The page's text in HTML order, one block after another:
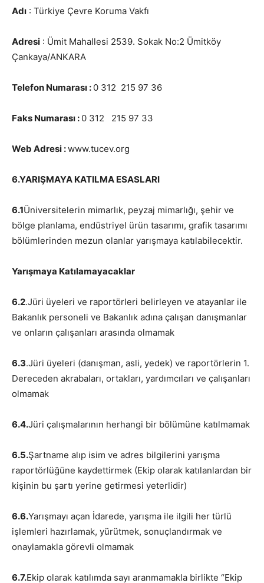
Adı : Türkiye Çevre Koruma Vakfı
Adresi : Ümit Mahallesi 2539. Sokak No:2 Ümitköy
Çankaya/ANKARA
Telefon Numarası : 0 312 215 97 36
Faks Numarası : 0 312 215 97 33
Web Adresi :www.tucev.org
6.YARIŞMAYA KATILMA ESASLARI
6.1Üniversitelerin mimarlık, peyzaj mimarlığı, şehir ve
bölge planlama, endüstriyel ürün tasarımı, grafik tasarımı
bölümlerinden mezun olanlar yarışmaya katılabilecektir.
Yarışmaya Katılamayacaklar
6.2.Jüri üyeleri ve raportörleri belirleyen ve atayanlar ile
Bakanlık personeli ve Bakanlık adına çalışan danışmanlar
ve onların çalışanları arasında olmamak
6.3.Jüri üyeleri (danışman, asli, yedek) ve raportörlerin 1.
Dereceden akrabaları, ortakları, yardımcıları ve çalışanları
olmamak
6.4.Jüri çalışmalarının herhangi bir bölümüne katılmamak
6.5.Şartname alıp isim ve adres bilgilerini yarışma
raportörlüğüne kaydettirmek (Ekip olarak katılanlardan bir
kişinin bu şartı yerine getirmesi yeterlidir)
6.6.Yarışmayı açan İdarede, yarışma ile ilgili her türlü
işlemleri hazırlamak, yürütmek, sonuçlandırmak ve
onaylamakla görevli olmamak
6.7.Ekip olarak katılımda sayı aranmamakla birlikte “Ekip